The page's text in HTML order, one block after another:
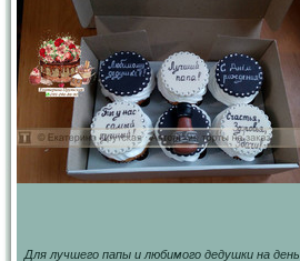
Для лучшего папы и любимого дедушки на день